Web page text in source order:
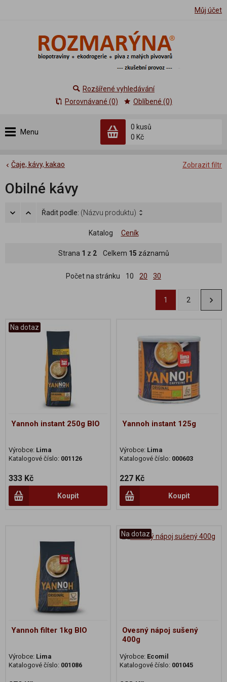
Můj účet
Menu
0 kusů
0 Kč
Rozšířené vyhledávání
Porovnávané (0)
Oblíbené (0)
Zobrazit filtr
Čaje, kávy, kakao
Obilné kávy
Řadit podle: (Názvu produktu)
Katalog Ceník
Strana 1 z 2Celkem 15 záznamů
Počet na stránku 10 20 30
1 2
Na dotaz
Yannoh instant 250g BIO
Výrobce: Lima
Katalogové číslo: 001126
333 Kč
Koupit
Yannoh instant 125g
Výrobce: Lima
Katalogové číslo: 000603
227 Kč
Koupit
Yannoh filter 1kg BIO
Výrobce: Lima
Katalogové číslo: 001086
Na dotaz
Ovesný nápoj sušený
400g
Výrobce: Ecomil
Katalogové číslo: 001045